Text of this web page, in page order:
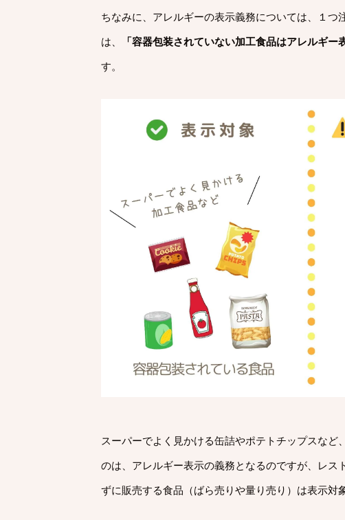
ちなみに、アレルギーの表示義務については、１つ
は、
「容器包装されていない加工食品はアレルギー
す。
スーパーでよく見かける缶詰やポテトチップスなど
のは、アレルギー表示の義務となるのですが、レス
ずに販売する食品（ばら売りや量り売り）は表示対